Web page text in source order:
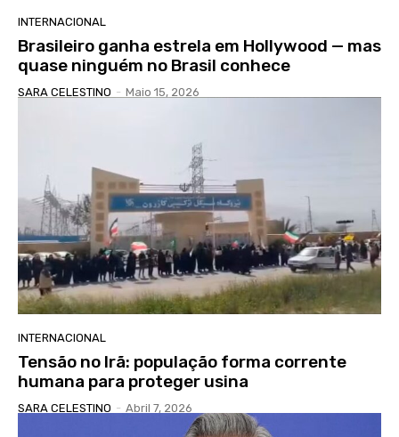
INTERNACIONAL
Brasileiro ganha estrela em Hollywood — mas
quase ninguém no Brasil conhece
SARA CELESTINO - Maio 15, 2026
INTERNACIONAL
Tensão no Irã: população forma corrente
humana para proteger usina
SARA CELESTINO - Abril 7, 2026